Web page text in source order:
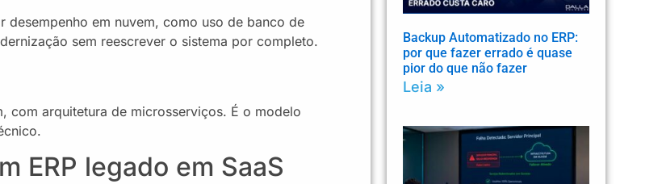
desempenho em nuvem, como uso de banco de
sem reescrever o sistema por completo.
com arquitetura de microsserviços. É o modelo
ERP legado em SaaS
Backup Automatizado no ERP:
por que fazer errado é quase
pior do que não fazer
Leia »